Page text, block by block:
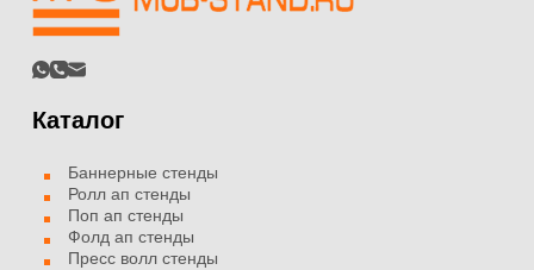
Каталог
Баннерные стенды
Ролл ап стенды
Поп ап стенды
Фолд ап стенды
Пресс волл стенды